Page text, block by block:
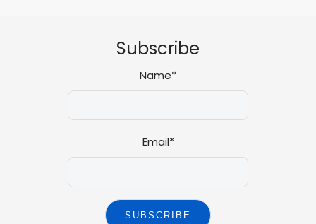
Subscribe
Name*
Email*